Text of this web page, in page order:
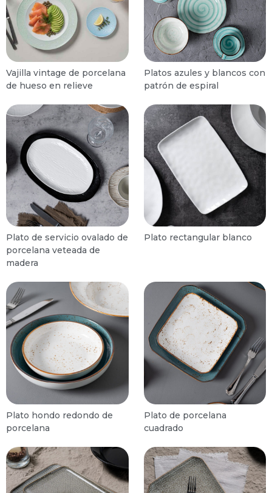
Vajilla vintage de porcelana
de hueso en relieve
Platos azules y blancos con
patrón de espiral
Plato de servicio ovalado de
porcelana veteada de
madera
Plato rectangular blanco
Plato hondo redondo de
porcelana
Plato de porcelana
cuadrado